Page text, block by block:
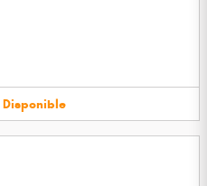
Disponible